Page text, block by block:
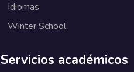
Idiomas
Winter School
Servicios académicos